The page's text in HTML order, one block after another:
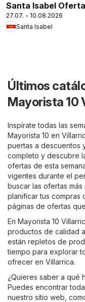
Santa Isabel
27.07. - 10.08.2026
Santa Isabel
Últimos
Mayorista 10
Inspírate todas las
Mayorista 10 en
puertas a descuentos
completo y descubre
ofertas de esta
vigentes durante el
buscar las ofertas
planificar tus compras
páginas de ofertas
En Mayorista 10
productos de calidad
están repletos de
tiempo para explorar
ofrecer en Villarrica.
¿Quieres saber a qué
Puedes encontrar
nuestro sitio web,